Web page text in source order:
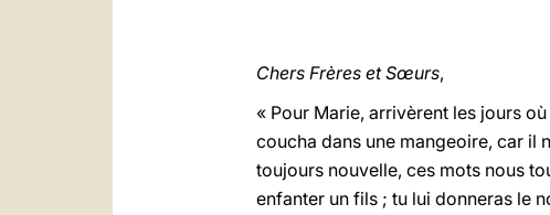
Chers Frères et Sœurs,
« Pour Marie, arrivèrent les jours
coucha dans une mangeoire, car il
toujours nouvelle, ces mots nous
enfanter un fils ; tu lui donneras le